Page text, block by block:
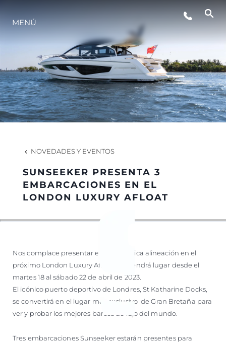
ESTILO DE VIDA
INNOVACIÓN
¿QUIÉNES SOMOS?
EL EQUIPO
HISTORIA
VALORE SU EMBARCACIÓN
MENÚ
NOVEDADES Y EVENTOS
SUNSEEKER PRESENTA 3
EMBARCACIONES EN EL
LONDON LUXURY AFLOAT
Nos complace presentar esta magnifica alineación en el
próximo London Luxury Afloat que tendrá lugar desde el
martes 18 al sábado 22 de abril de 2023.
El icónico puerto deportivo de Londres, St Katharine Docks,
se convertirá en el lugar más exclusivo de Gran Bretaña para
ver y probar los mejores barcos de lujo del mundo.
Tres embarcaciones Sunseeker estarán presentes para